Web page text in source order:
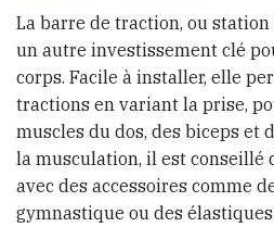
La barre de traction, ou
un autre investissement clé
corps. Facile à installer, elle
tractions en variant la prise,
muscles du dos, des biceps et
la musculation, il est conseillé
avec des accessoires comme
gymnastique ou des